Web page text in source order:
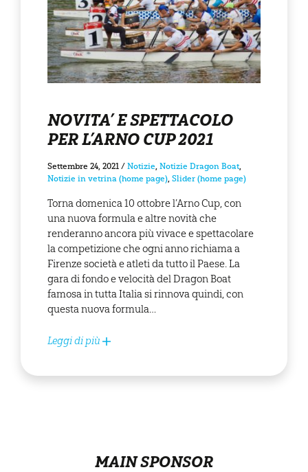
NOVITA’ E SPETTACOLO
PER L’ARNO CUP 2021
Settembre 24, 2021 / Notizie Notizie Dragon Boat
Notizie in vetrina (home page) Slider (home page)
Torna domenica 10 ottobre l’Arno Cup, con
una nuova formula e altre novità che
renderanno ancora più vivace e spettacolare
la competizione che ogni anno richiama a
Firenze società e atleti da tutto il Paese. La
gara di fondo e velocità del Dragon Boat
famosa in tutta Italia si rinnova quindi, con
questa nuova formula…
Leggi di più
MAIN SPONSOR